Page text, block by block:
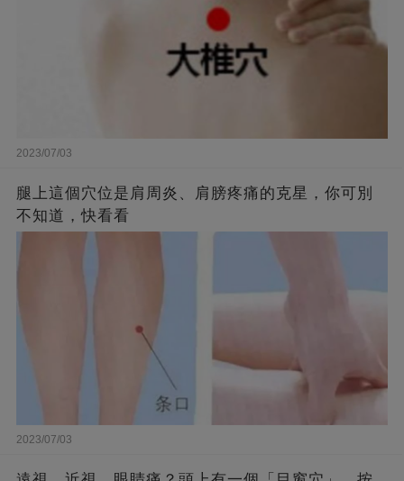
2023/07/03
腿上這個穴位是肩周炎、肩膀疼痛的克星，你可別
不知道，快看看
2023/07/03